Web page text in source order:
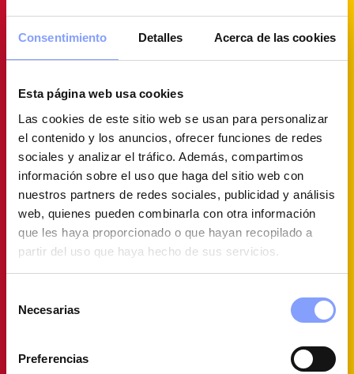
Consentimiento Detalles Acerca de las cookies
Esta página web usa cookies
Las cookies de este sitio web se usan para personalizar
el contenido y los anuncios, ofrecer funciones de redes
sociales y analizar el tráfico. Además, compartimos
información sobre el uso que haga del sitio web con
nuestros partners de redes sociales, publicidad y análisis
web, quienes pueden combinarla con otra información
que les haya proporcionado o que hayan recopilado a
partir del uso que haya hecho de sus servicios.
Necesarias
Preferencias